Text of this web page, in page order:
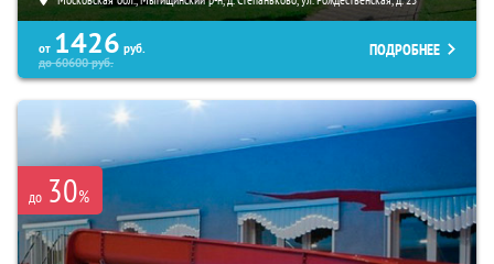
от 1426 руб.
до60600руб.
ПОДРОБНЕЕ
до 30%